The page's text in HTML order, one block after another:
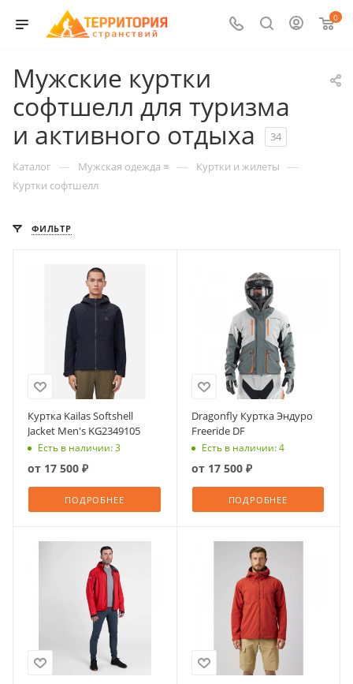
0
Мужские куртки
софтшелл для туризма
и активного отдыха
34
Каталог — Мужская одежда ≡ — Куртки и жилеты —
Куртки софтшелл
ФИЛЬТР
Куртка Kailas Softshell
Jacket Men's KG2349105
Есть в наличии: 3
от 17 500 ₽
ПОДРОБНЕЕ
Dragonfly Куртка Эндуро
Freeride DF
Есть в наличии: 4
от 17 500 ₽
ПОДРОБНЕЕ